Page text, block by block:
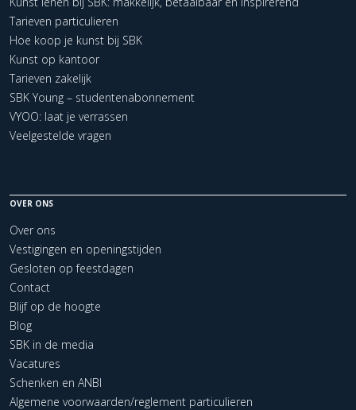
Tarieven particulieren
Hoe koop je kunst bij SBK
Kunst op kantoor
Tarieven zakelijk
SBK Young – studentenabonnement
VYOO: laat je verrassen
Veelgestelde vragen
OVER ONS
Over ons
Vestigingen en openingstijden
Gesloten op feestdagen
Contact
Blijf op de hoogte
Blog
SBK in de media
Vacatures
Schenken en ANBI
Algemene voorwaarden/reglement particulieren